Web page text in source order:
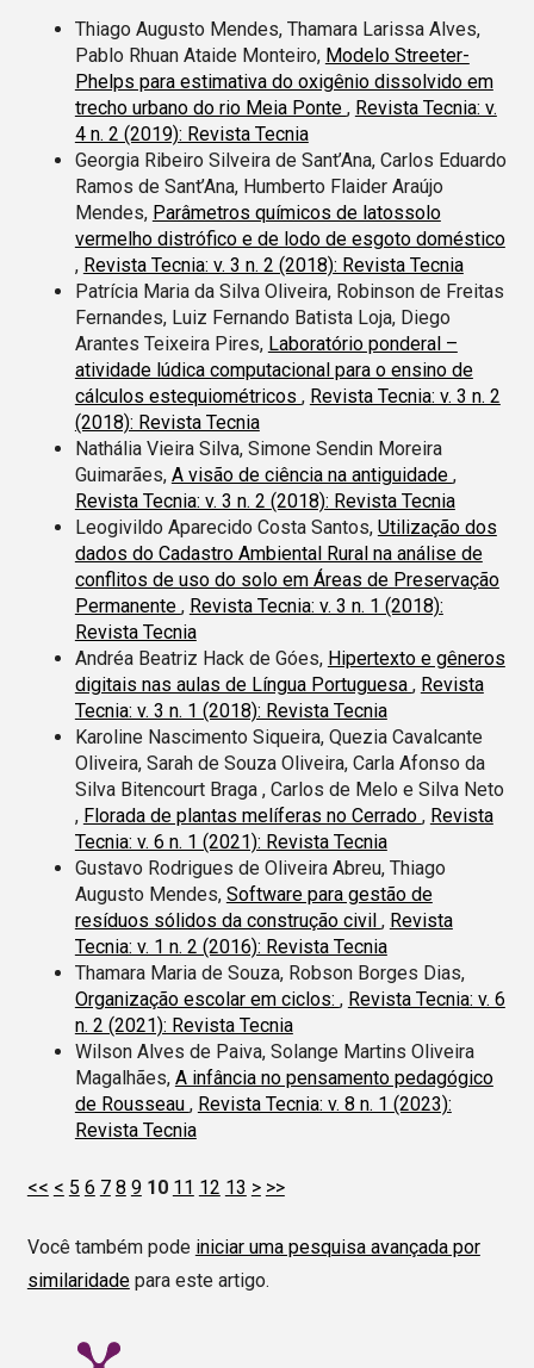
Thiago Augusto Mendes, Thamara Larissa Alves,
Pablo Rhuan Ataide Monteiro, Modelo Streeter-
Phelps para estimativa do oxigênio dissolvido em
trecho urbano do rio Meia Ponte , Revista Tecnia: v.
4 n. 2 (2019): Revista Tecnia
Georgia Ribeiro Silveira de Sant’Ana, Carlos Eduardo
Ramos de Sant’Ana, Humberto Flaider Araújo
Mendes, Parâmetros químicos de latossolo
vermelho distrófico e de lodo de esgoto doméstico
, Revista Tecnia: v. 3 n. 2 (2018): Revista Tecnia
Patrícia Maria da Silva Oliveira, Robinson de Freitas
Fernandes, Luiz Fernando Batista Loja, Diego
Arantes Teixeira Pires, Laboratório ponderal –
atividade lúdica computacional para o ensino de
cálculos estequiométricos , Revista Tecnia: v. 3 n. 2
(2018): Revista Tecnia
Nathália Vieira Silva, Simone Sendin Moreira
Guimarães, A visão de ciência na antiguidade ,
Revista Tecnia: v. 3 n. 2 (2018): Revista Tecnia
Leogivildo Aparecido Costa Santos, Utilização dos
dados do Cadastro Ambiental Rural na análise de
conflitos de uso do solo em Áreas de Preservação
Permanente , Revista Tecnia: v. 3 n. 1 (2018):
Revista Tecnia
Andréa Beatriz Hack de Góes, Hipertexto e gêneros
digitais nas aulas de Língua Portuguesa , Revista
Tecnia: v. 3 n. 1 (2018): Revista Tecnia
Karoline Nascimento Siqueira, Quezia Cavalcante
Oliveira, Sarah de Souza Oliveira, Carla Afonso da
Silva Bitencourt Braga , Carlos de Melo e Silva Neto
, Florada de plantas melíferas no Cerrado , Revista
Tecnia: v. 6 n. 1 (2021): Revista Tecnia
Gustavo Rodrigues de Oliveira Abreu, Thiago
Augusto Mendes, Software para gestão de
resíduos sólidos da construção civil , Revista
Tecnia: v. 1 n. 2 (2016): Revista Tecnia
Thamara Maria de Souza, Robson Borges Dias,
Organização escolar em ciclos: , Revista Tecnia: v. 6
n. 2 (2021): Revista Tecnia
Wilson Alves de Paiva, Solange Martins Oliveira
Magalhães, A infância no pensamento pedagógico
de Rousseau , Revista Tecnia: v. 8 n. 1 (2023):
Revista Tecnia
<< < 5 6 7 8 9 10 11 12 13 > >>
Você também pode iniciar uma pesquisa avançada por
similaridadepara este artigo.